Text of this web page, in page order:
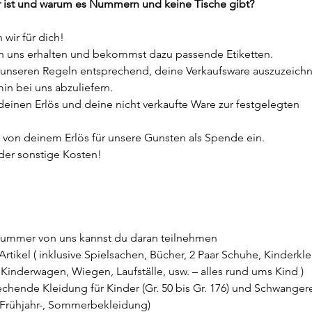
ist und warum es Nummern und keine Tische gibt?
wir für dich!
uns erhalten und bekommst dazu passende Etiketten.
Regeln entsprechend, deine Verkaufsware
bei uns abzuliefern.
Erlös und deine nicht verkaufte Ware zur festgelegten
deinem Erlös für unsere Gunsten als Spende ein.
sonstige Kosten!
von uns kannst du daran teilnehmen
( inklusive Spielsachen, Bücher, 2 Paar Schuhe,
Wiegen, Laufställe, usw. – alles rund ums Kind )
Kleidung für Kinder (Gr. 50 bis Gr. 176) und
, Sommerbekleidung)